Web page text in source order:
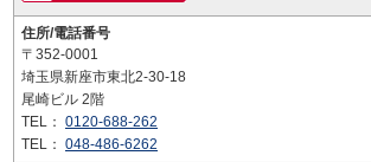
住所/電話番号
〒352-0001
埼玉県新座市東北2-30-18
尾崎ビル 2階
TEL： 0120-688-262
TEL： 048-486-6262